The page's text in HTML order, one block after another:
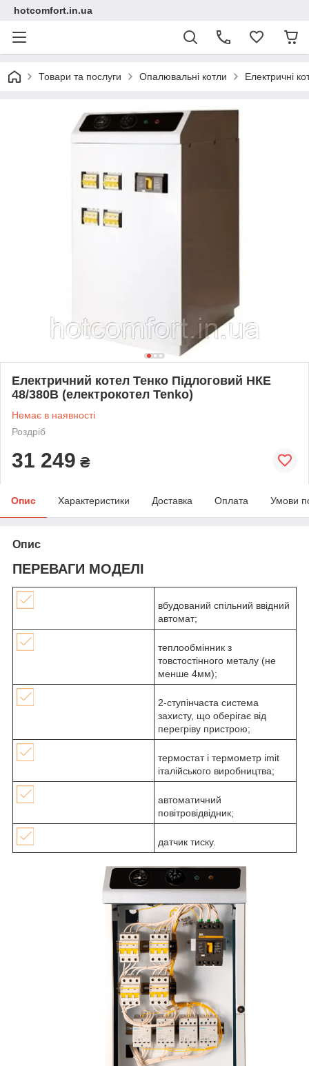
hotcomfort.in.ua
Товари та послуги Опалювальні котли Електричні
Електричний котел Тенко Підлоговий НКЕ
48/380В (електрокотел Tenko)
Немає в наявності
Роздріб
31 249 ₴
Опис Характеристики Доставка Оплата Умови
Опис
ПЕРЕВАГИ МОДЕЛІ
вбудований спільний ввідний
автомат;
теплообмінник з
товстостінного металу (не
менше 4мм);
2-ступінчаста система
захисту, що оберігає від
перегріву пристрою;
термостат і термометр imit
італійського виробництва;
автоматичний
повітровідвідник;
датчик тиску.